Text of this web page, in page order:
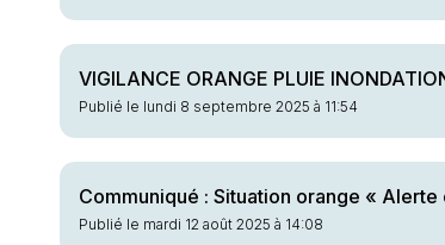
VIGILANCE ORANGE PLUIE
Publié le lundi 8 septembre 2025 à 11:54
Communiqué : Situation orange « Alerte
Publié le mardi 12 août 2025 à 14:08